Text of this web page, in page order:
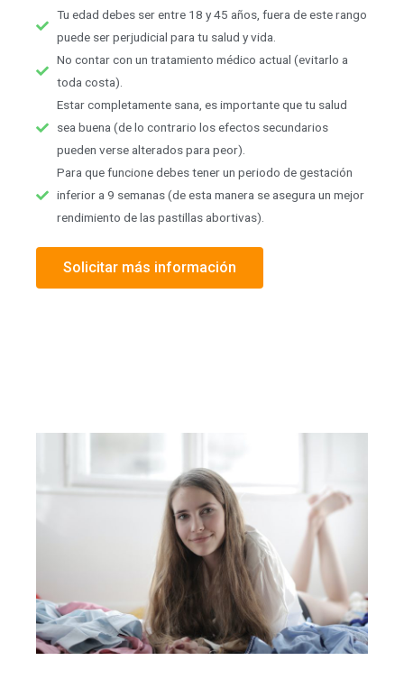
Tu edad debes ser entre 18 y 45 años, fuera de este rango
puede ser perjudicial para tu salud y vida.
No contar con un tratamiento médico actual (evitarlo a
toda costa).
Estar completamente sana, es importante que tu salud
sea buena (de lo contrario los efectos secundarios
pueden verse alterados para peor).
Para que funcione debes tener un periodo de gestación
inferior a 9 semanas (de esta manera se asegura un mejor
rendimiento de las pastillas abortivas).
Solicitar más información